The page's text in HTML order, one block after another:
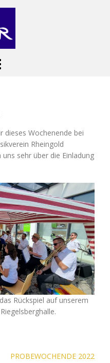
dieses Wochenende bei
Rheingold
sehr über die Einladung
Rückspiel auf unserem
PROBEWOCHENDE 2022